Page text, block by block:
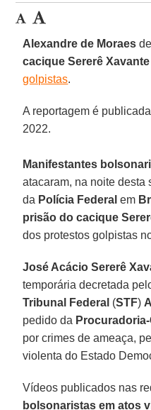
Alexandre de Moraes
cacique Sererê Xavante
golpistas.
A reportagem é
2022.
Manifestantes
atacaram, na noite desta
da Polícia Federal em
prisão do cacique
dos protestos golpistas
José Acácio Sererê
temporária decretada
Tribunal Federal (STF)
pedido da
por crimes de ameaça,
violenta do Estado
Vídeos publicados nas
bolsonaristas em atos